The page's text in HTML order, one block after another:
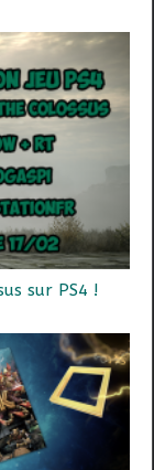
sur PS4 !